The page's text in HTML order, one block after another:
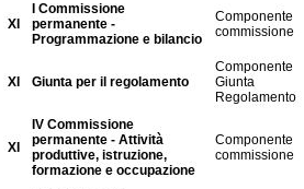
Enrico BRAMBILLA;Marco CARRA
Rocco Massimo
Onorio ROSATI;Jacopo SCANDELLA;Raffaele
XI
I Commissione
permanente -
Programmazione e bilancio
Componente
commissione
XI Giunta per il regolamento
Componente
Giunta
Regolamento
XI
IV Commissione
permanente - Attività
produttive, istruzione,
formazione e occupazione
Componente
commissione